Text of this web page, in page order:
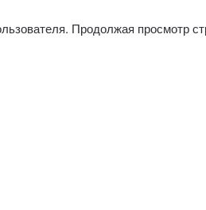
Продолжая просмотр